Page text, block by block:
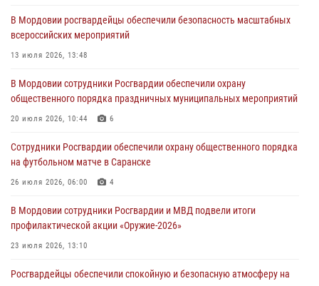
06 августа 2026, 08:48
В Мордовии руководство и личный состав Росгвардии приняли
Фёдора Ушакова
06 августа 2026, 08:14 9
повредившего имущество в кафе
06 августа 2026, 07:03
В Мордовии росгвардейцы обеспечили безопасность масштабных
всероссийских мероприятий
13 июля 2026, 13:48
В Мордовии сотрудники Росгвардии обеспечили охрану
общественного порядка праздничных муниципальных мероприятий
20 июля 2026, 10:44 6
Сотрудники Росгвардии обеспечили охрану общественного порядка
на футбольном матче в Саранске
26 июля 2026, 06:00 4
В Мордовии сотрудники Росгвардии и МВД подвели итоги
профилактической акции «Оружие‑2026»
23 июля 2026, 13:10
Росгвардейцы обеспечили спокойную и безопасную атмосферу на